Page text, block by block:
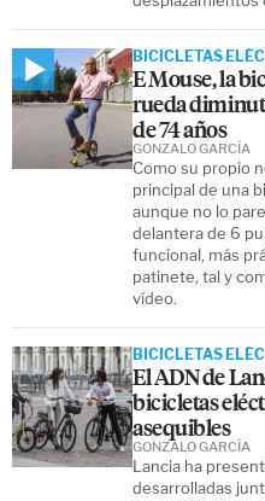
BICICLETAS
E Mouse, la
rueda
de 74 años
Como su propio
principal de una
aunque no lo
delantera de 6
funcional, más
patinete, tal y
vídeo.
GONZALO GARCÍA
BICICLETAS
El ADN de
bicicletas
asequibles
Lancia ha
desarrolladas
GONZALO GARCÍA